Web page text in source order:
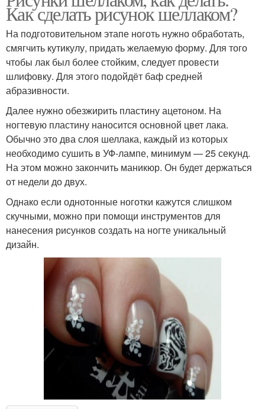
Как сделать рисунок шеллаком?
На подготовительном этапе ноготь нужно обработать,
смягчить кутикулу, придать желаемую форму. Для того
чтобы лак был более стойким, следует провести
шлифовку. Для этого подойдёт баф средней
абразивности.
Далее нужно обезжирить пластину ацетоном. На
ногтевую пластину наносится основной цвет лака.
Обычно это два слоя шеллака, каждый из которых
необходимо сушить в УФ-лампе, минимум — 25 секунд.
На этом можно закончить маникюр. Он будет держаться
от недели до двух.
Однако если однотонные ноготки кажутся слишком
скучными, можно при помощи инструментов для
нанесения рисунков создать на ногте уникальный
дизайн.